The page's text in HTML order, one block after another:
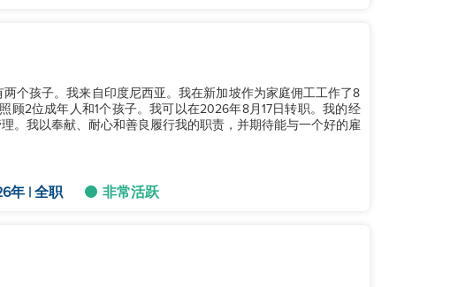
个孩子。我来自印度尼西亚。我在新加坡作为家庭佣工工作了8
顾2位成年人和1个孩子。我可以在2026年8月17日转职。我的经
。我以奉献、耐心和善良履行我的职责，并期待能与一个好的雇
年 | 全职 非常活跃